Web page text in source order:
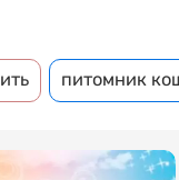
питомник